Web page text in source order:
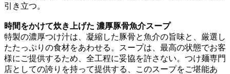
引き立つ。
時間をかけて炊き上げた 濃厚豚骨魚介スープ
特製の濃厚つけ汁は、凝縮した豚骨と魚介の旨味と、厳選し
たたっぷりの食材をあわせる。スープは、最高の状態でお客
様にご提供するため、全工程に妥協を許さない。つけ麺専門
店としての誇りを持って提供する、このスープをご堪能あ